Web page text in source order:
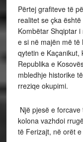
Përtej grafiteve të
realitet se çka
Kombëtar Shqiptar
e si në majën më
qytetin e Kaçanikut,
Republika e
mbledhje historike
rreziqe okupimi.
Një pjesë e
kolona vazhdoi
të Ferizajt, në orët